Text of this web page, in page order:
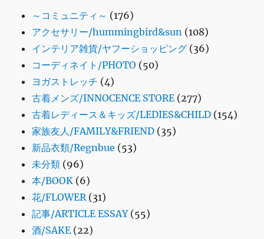
～コミュニティ～ (176)
アクセサリー/hummingbird&sun (108)
インテリア雑貨/ヤフーショッピング (36)
コーディネイト/PHOTO (50)
ヨガストレッチ (4)
古着メンズ/INNOCENCE STORE (277)
古着レディース＆キッズ/LEDIES&CHILD (154)
家族友人/FAMILY&FRIEND (35)
新品衣類/Regnbue (53)
未分類 (96)
本/BOOK (6)
花/FLOWER(31)
記事/ARTICLE ESSAY(55)
酒/SAKE (22)